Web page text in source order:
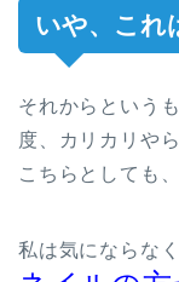
いや、これ
それからという
度、カリカリや
こちらとしても
私は気にならな